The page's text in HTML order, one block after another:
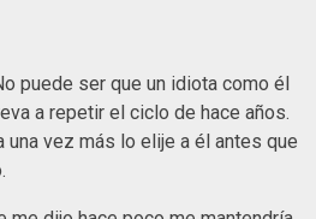
puede ser que un idiota como él
a repetir el ciclo de hace años.
una vez más lo elije a él antes que